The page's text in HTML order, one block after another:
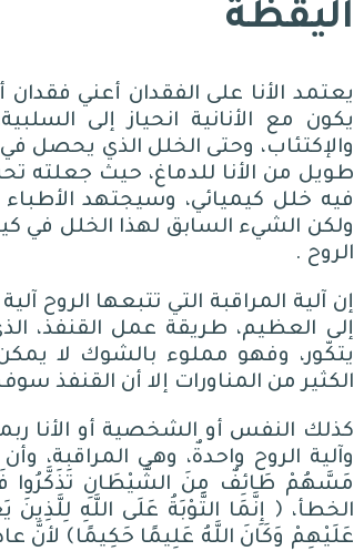
اليقظة
يعتمد الأنا على الفقدان أعني
يكون مع الأنانية انحياز إلى
والإكتئاب، وحتى الخلل الذي يحصل
طويل من الأنا للدماغ، حيث
فيه خلل كيميائي، وسيجتهد الأطباء
ولكن الشيء السابق لهذا الخلل في
الروح .
إن آلية المراقبة التي تتبعها الروح
إلى العظيم، طريقة عمل القنفذ،
يتكّور، وفهو مملوء بالشوك لا
الكثير من المناورات إلا أن القنفذ
كذلك النفس أو الشخصية أو الأنا
وآلية الروح واحدةٌ، وهي
مَسَّهُمْ طَائِفٌ مِنَ الشَّيْطَانِ تَذَكَّرُوا
الخطأ، ﴿ إِنَّمَا التَّوْبَةُ عَلَى اللَّهِ
عَلَيْهِمْ وَكَانَ اللَّهُ عَلِيمًا حَكِيمًا﴾ لأنَّ